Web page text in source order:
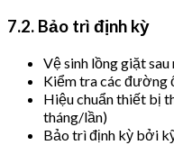
7.2. Bảo trì định kỳ
Vệ sinh lồng giặt
Kiểm tra các đường
Hiệu chuẩn thiết bị
tháng/lần)
Bảo trì định kỳ bởi